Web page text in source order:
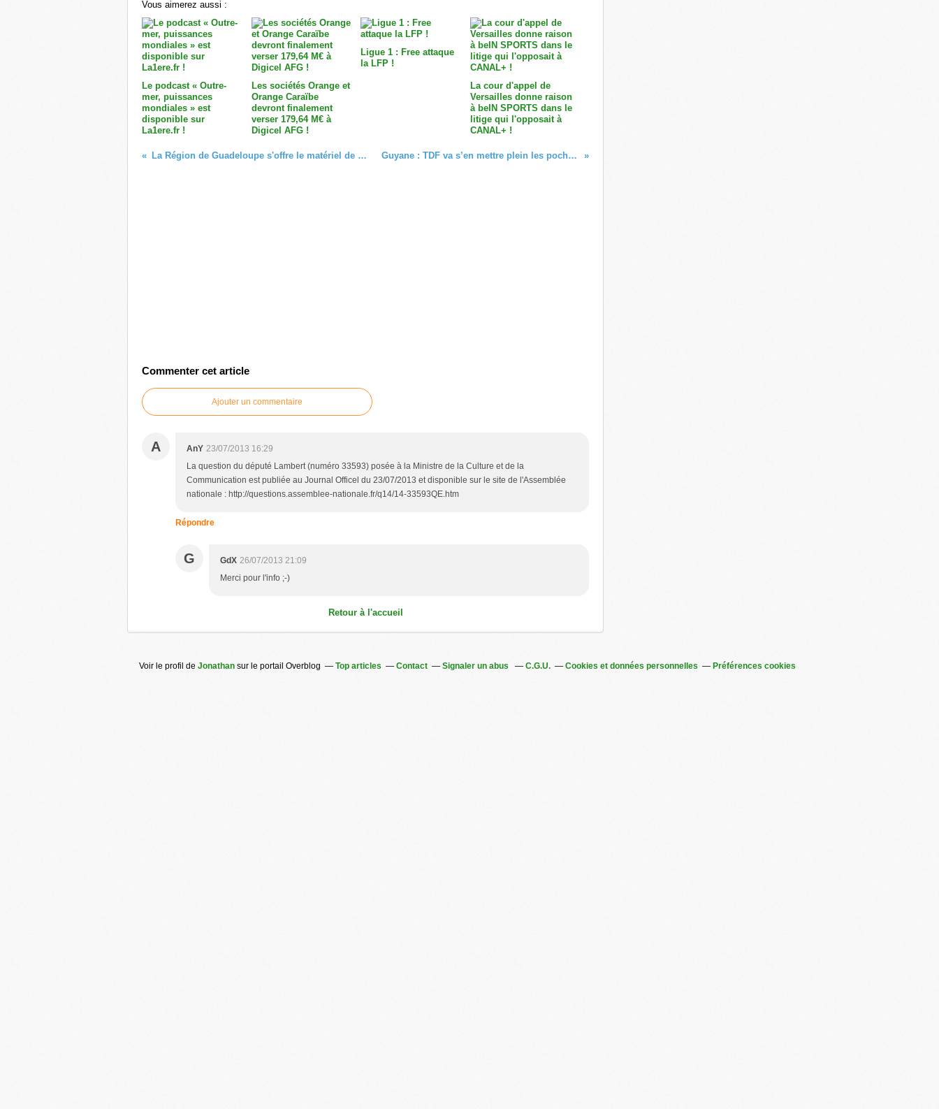
Vous aimerez aussi :
Le podcast « Outre-
mer, puissances
mondiales » est
disponible sur
La1ere.fr !
Les sociétés Orange et
Orange Caraïbe
devront finalement
verser 179,64 M€ à
Digicel AFG !
Ligue 1 : Free attaque
la LFP !
La cour d'appel de
Versailles donne raison
à beIN SPORTS dans le
litige qui l'opposait à
CANAL+ !
La Région de Guadeloupe s'offre le matériel de GTV Guyane : TDF va s’en mettre plein les poches !
Commenter cet article
Ajouter un commentaire
A AnY 23/07/2013 16:29
La question du député Lambert (numéro 33593) posée à la Ministre de la Culture et de la
Communication est publiée au Journal Officel du 23/07/2013 et disponible sur le site de l'Assemblée
nationale : http://questions.assemblee-nationale.fr/q14/14-33593QE.htm
Répondre
G GdX 26/07/2013 21:09
Merci pour l'info ;-)
Retour à l'accueil
Voir le profil de Jonathan sur le portail Overblog Top articles Contact Signaler un abus C.G.U. Cookies et données personnelles Préférences cookies